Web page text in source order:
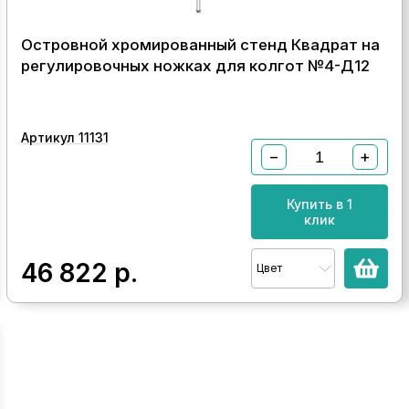
Островной хромированный стенд Квадрат на
регулировочных ножках для колгот №4-Д12
Артикул 11131
46 822 р.
− +
Купить в 1
клик
Цвет